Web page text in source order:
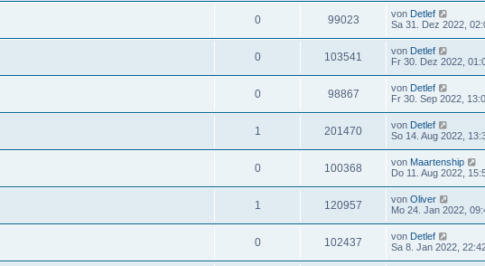
0 99023 von Detlef
Sa 31. Dez 2022,
0 103541 von Detlef
Fr 30. Dez 2022,
0 98867 von Detlef
Fr 30. Sep 2022,
1 201470 von Detlef
So 14. Aug 2022,
0 100368 von Maartenship
Do 11. Aug 2022,
1 120957 von Oliver
Mo 24. Jan 2022,
0 102437 von Detlef
Sa 8. Jan 2022,